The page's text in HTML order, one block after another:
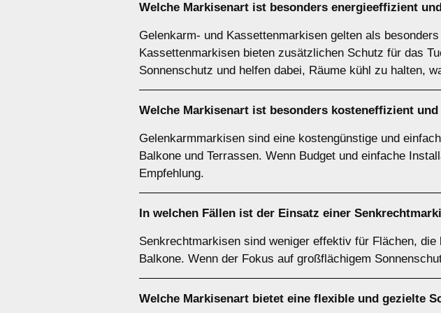
Welche Markisenart ist besonders energieeffizient
Gelenkarm- und Kassettenmarkisen gelten als
Kassettenmarkisen bieten zusätzlichen Schutz für das
Sonnenschutz und helfen dabei, Räume kühl zu halten,
Welche Markisenart ist besonders kosteneffizient
Gelenkarmmarkisen sind eine kostengünstige und
Balkone und Terrassen. Wenn Budget und einfache
Empfehlung.
In welchen Fällen ist der Einsatz einer
Senkrechtmarkisen sind weniger effektiv für Flächen,
Balkone. Wenn der Fokus auf großflächigem
Welche Markisenart bietet eine flexible und gezielte